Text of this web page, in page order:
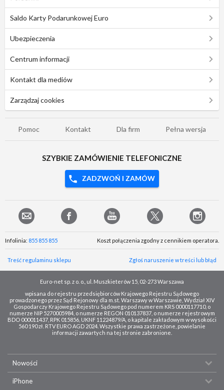
Saldo Karty Podarunkowej Euro
Ubezpieczenia
Centrum informacji
Kontakt dla mediów
Zarządzaj cookies
Pomoc Kontakt Dla firm Pełna wersja
SZYBKIE ZAMÓWIENIE TELEFONICZNE
ZADZWOŃ I ZAMÓW
Infolinia: 855 855 855 Koszt połączenia zgodny z cennikiem operatora.
Treść regulaminu sklepu Zgłoś naruszenie w treści lub błąd
Euro-net sp. z o. o., ul. Muszkieterów 15, 02-273 Warszawa
wpisana do rejestru przedsiębiorców Krajowego Rejestru Sądowego
prowadzonego przez Sąd Rejonowy dla m.st. Warszawy w Warszawie, Wydział XIV
Gospodarczy Krajowego Rejestru Sądowego pod numerem KRS 0000117710, o
numerze NIP 5270005984, o numerze REGON 010137837, o numerze rejestrowym
BDO 000011437, RPK 015856, UKNF 11224879/A, o kapitale zakładowym w wysokości
560 190 zł. RTV EURO AGD 2024. Wszystkie prawa zastrzeżone, powielanie
informacji zawartych na tej stronie zabronione.
Nowości
iPhone